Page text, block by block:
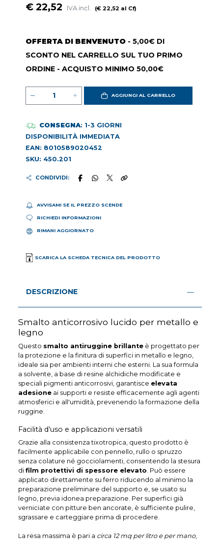
€ 22,52 IVA incl. (€ 22,52 al Cf)
OFFERTA DI BENVENUTO - 5,00€ DI
SCONTO NEL CARRELLO SUL TUO PRIMO
ORDINE - ACQUISTO MINIMO 50,00€
AGGIUNGI AL CARRELLO
CONSEGNA: 1-3 GIORNI
DISPONIBILITÀ IMMEDIATA
EAN: 8010589020452
SKU: 450.201
CONDIVIDI:
AVVISAMI SE IL PREZZO SCENDE
RICHIEDI INFORMAZIONI
RIMANI AGGIORNATO
SCARICA LA SCHEDA TECNICA DEL PRODOTTO
DESCRIZIONE
Smalto anticorrosivo lucido per metallo e
legno
Questo smalto antiruggine brillante è progettato per
la protezione e la finitura di superfici in metallo e legno,
ideale sia per ambienti interni che esterni. La sua formula
a solvente, a base di resine alchidiche modificate e
speciali pigmenti anticorrosivi, garantisce elevata
adesione ai supporti e resiste efficacemente agli agenti
atmosferici e all'umidità, prevenendo la formazione della
ruggine.
Facilità d’uso e applicazioni versatili
Grazie alla consistenza tixotropica, questo prodotto è
facilmente applicabile con pennello, rullo o spruzzo
senza colature né gocciolamenti, consentendo la stesura
difilm protettivi di spessore elevato . Può essere
applicato direttamente su ferro riducendo al minimo la
preparazione preliminare del supporto e, se usato su
legno, previa idonea preparazione. Per superfici già
verniciate con pitture ben ancorate, è sufficiente pulire,
sgrassare e carteggiare prima di procedere.
La resa massima è pari a circa 12 mq per litro e per mano,